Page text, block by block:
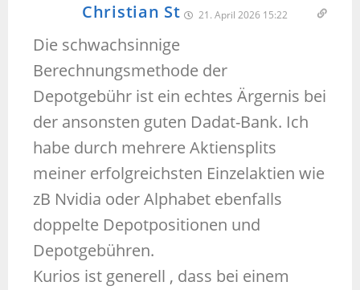
Christian St 21. April 2026 15:22
Die schwachsinnige
Berechnungsmethode der
Depotgebühr ist ein echtes Ärgernis bei
der ansonsten guten Dadat-Bank. Ich
habe durch mehrere Aktiensplits
meiner erfolgreichsten Einzelaktien wie
zB Nvidia oder Alphabet ebenfalls
doppelte Depotpositionen und
Depotgebühren.
Kurios ist generell , dass bei einem